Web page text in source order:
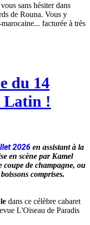
sans hésiter dans
de Rouna. Vous y
facturée à très
du 14
Latin !
2026 en assistant à la
en scène par Kamel
coupe de champagne, ou
comprises.
dans ce célèbre cabaret
L'Oiseau de Paradis